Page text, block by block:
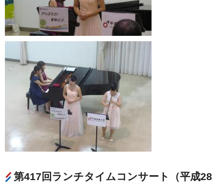
第417回ランチタイムコンサート（平成28